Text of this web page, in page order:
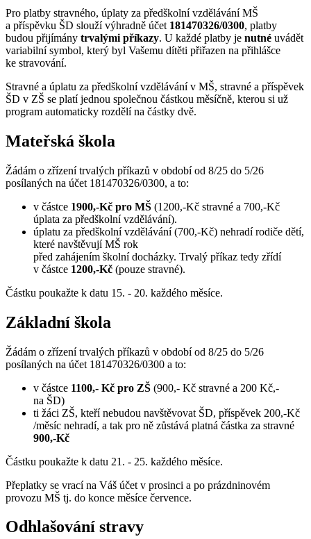
Pro platby stravného, úplaty za předškolní vzdělávání MŠ
a příspěvku ŠD slouží výhradně účet 181470326/0300, platby
budou přijímány trvalými příkazy. U každé platby je nutné uvádět
variabilní symbol, který byl Vašemu dítěti přiřazen na přihlášce
ke stravování.
Stravné a úplatu za předškolní vzdělávání v MŠ, stravné a příspěvek
ŠD v ZŠ se platí jednou společnou částkou měsíčně, kterou si už
program automaticky rozdělí na částky dvě.
Mateřská škola
Žádám o zřízení trvalých příkazů v období od 8/25 do 5/26
posílaných na účet 181470326/0300, a to:
v částce 1900,-Kč pro MŠ (1200,-Kč stravné a 700,-Kč
úplata za předškolní vzdělávání).
úplatu za předškolní vzdělávání (700,-Kč) nehradí rodiče dětí,
které navštěvují MŠ rok
před zahájením školní docházky. Trvalý příkaz tedy zřídí
v částce 1200,-Kč (pouze stravné).
Částku poukažte k datu 15. - 20. každého měsíce.
Základní škola
Žádám o zřízení trvalých příkazů v období od 8/25 do 5/26
posílaných na účet 181470326/0300 a to:
v částce 1100,- Kč pro ZŠ (900,- Kč stravné a 200 Kč,-
na ŠD)
ti žáci ZŠ, kteří nebudou navštěvovat ŠD, příspěvek 200,-Kč
/měsíc nehradí, a tak pro ně zůstává platná částka za stravné
900,-Kč
Částku poukažte k datu 21. - 25. každého měsíce.
Přeplatky se vrací na Váš účet v prosinci a po prázdninovém
provozu MŠ tj. do konce měsíce července.
Odhlašování stravy